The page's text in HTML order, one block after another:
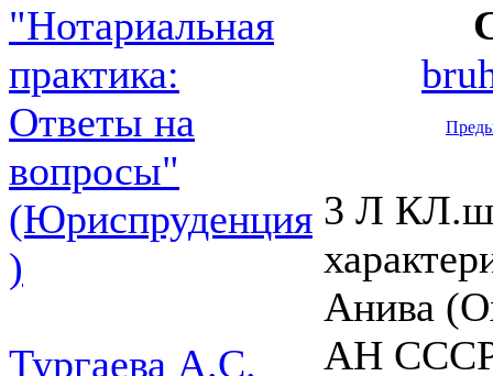
"Нотариальная
практика:
Ответы на
вопросы"
(Юриспруденция
)
Тургаева А.С.
3 Л
Анива
АН